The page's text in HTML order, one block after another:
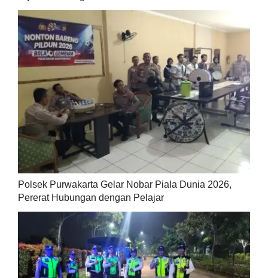
Polsek Purwakarta Gelar Nobar Piala Dunia 2026,
Pererat Hubungan dengan Pelajar